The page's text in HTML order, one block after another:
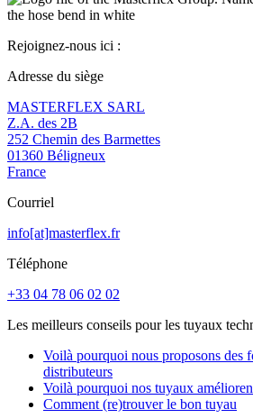
Rejoignez-nous ici :
Adresse du siège
MASTERFLEX SARL
Z.A. des 2B
252 Chemin des Barmettes
01360 Béligneux
France
Courriel
info[at]masterflex.fr
Téléphone
+33 04 78 06 02 02
Les meilleurs conseils pour les tuyaux
Voilà pourquoi nous proposons des
distributeurs
Voilà pourquoi nos tuyaux
Comment (re)trouver le bon tuyau